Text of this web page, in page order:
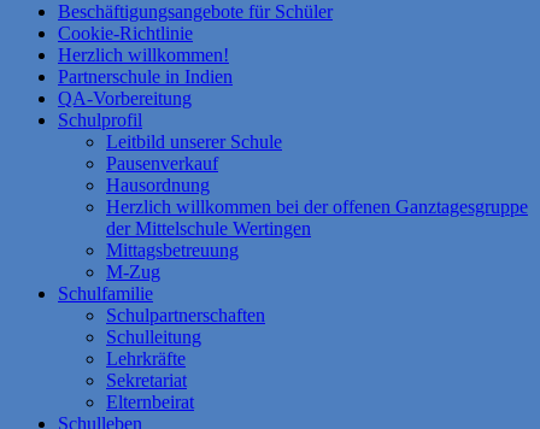
Beschäftigungsangebote für Schüler
Cookie-Richtlinie
Herzlich willkommen!
Partnerschule in Indien
QA-Vorbereitung
Schulprofil
Leitbild unserer Schule
Pausenverkauf
Hausordnung
Herzlich willkommen bei der offenen Ganztagesgruppe
der Mittelschule Wertingen
Mittagsbetreuung
M-Zug
Schulfamilie
Schulpartnerschaften
Schulleitung
Lehrkräfte
Sekretariat
Elternbeirat
Schulleben